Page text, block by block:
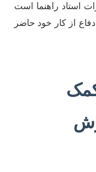
استاد راهنما است
از کار خود حاضر